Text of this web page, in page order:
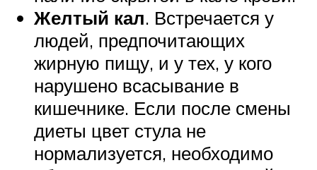
Желтый кал. Встречается у
людей, предпочитающих
жирную пищу, и у тех, у кого
нарушено всасывание в
кишечнике. Если после смены
диеты цвет стула не
нормализуется, необходимо